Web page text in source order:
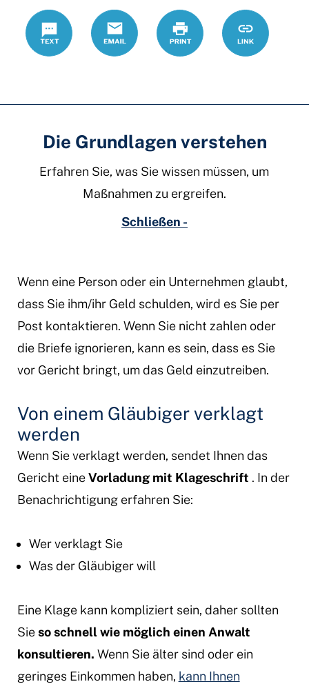
Text
Email Print https://
Link
Die Grundlagen verstehen
Erfahren Sie, was Sie wissen müssen, um
Maßnahmen zu ergreifen.
Schließen -
Wenn eine Person oder ein Unternehmen glaubt,
dass Sie ihm/ihr Geld schulden, wird es Sie per
Post kontaktieren. Wenn Sie nicht zahlen oder
die Briefe ignorieren, kann es sein, dass es Sie
vor Gericht bringt, um das Geld einzutreiben.
Von einem Gläubiger verklagt
werden
Wenn Sie verklagt werden, sendet Ihnen das
Gericht eineVorladung mit Klageschrift . In der
Benachrichtigung erfahren Sie:
Wer verklagt Sie
Was der Gläubiger will
Eine Klage kann kompliziert sein, daher sollten
Sieso schnell wie möglich einen Anwalt
konsultieren. Wenn Sie älter sind oder ein
geringes Einkommen haben, kann Ihnen